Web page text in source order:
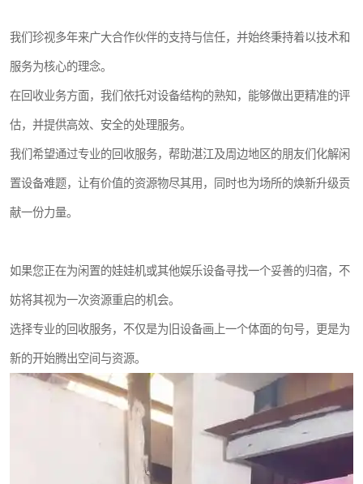
我们珍视多年来广大合作伙伴的支持与信任，并始终秉持着以技术和
服务为核心的理念。
在回收业务方面，我们依托对设备结构的熟知，能够做出更精准的评
估，并提供高效、安全的处理服务。
我们希望通过专业的回收服务，帮助湛江及周边地区的朋友们化解闲
置设备难题，让有价值的资源物尽其用，同时也为场所的焕新升级贡
献一份力量。
如果您正在为闲置的娃娃机或其他娱乐设备寻找一个妥善的归宿，不
妨将其视为一次资源重启的机会。
选择专业的回收服务，不仅是为旧设备画上一个体面的句号，更是为
新的开始腾出空间与资源。